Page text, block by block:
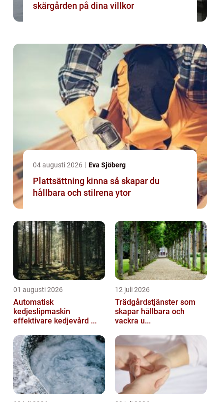
skärgården på dina villkor
04 augusti 2026 Eva Sjöberg
Plattsättning kinna så skapar du
hållbara och stilrena ytor
01 augusti 2026
Automatisk
kedjeslipmaskin
effektivare kedjevård ...
12 juli 2026
Trädgårdstjänster som
skapar hållbara och
vackra u...